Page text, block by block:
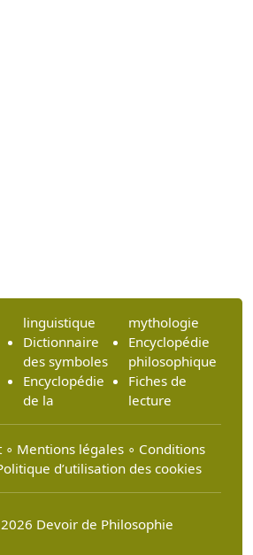
linguistique
Dictionnaire
des symboles
Encyclopédie
de la
mythologie
Encyclopédie
philosophique
Fiches de
lecture
∘ Mentions légales ∘ Conditions
d’utilisation des cookies
Devoir de Philosophie